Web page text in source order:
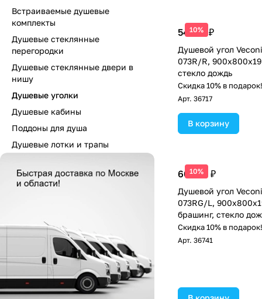
10%
54 127 ₽
Душевой угол
073R/R,
стекло дождь
Скидка 10% в подарок!
Арт. 36717
В корзину
10%
60 585 ₽
Душевой угол
073RG/L,
брашинг, стекло
Скидка 10% в подарок!
Арт. 36741
Встраиваемые душевые
комплекты
Душевые стеклянные
перегородки
Душевые стеклянные двери в
нишу
Душевые уголки
Душевые кабины
Поддоны для душа
Душевые лотки и трапы